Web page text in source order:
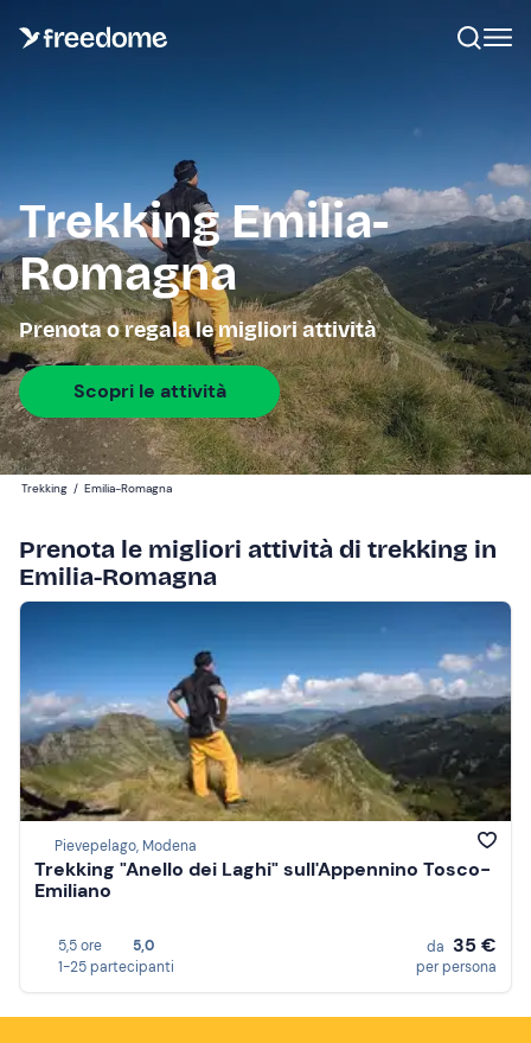
Trekking Emilia-
Romagna
Prenota o regala le migliori attività
Scopri le attività
Trekking / Emilia-Romagna
Prenota le migliori attività di trekking in
Emilia-Romagna
Pievepelago, Modena
Trekking "Anello dei Laghi" sull'Appennino Tosco-
Emiliano
5,5 ore
5,0
1-25 partecipanti
da 35 €
per persona